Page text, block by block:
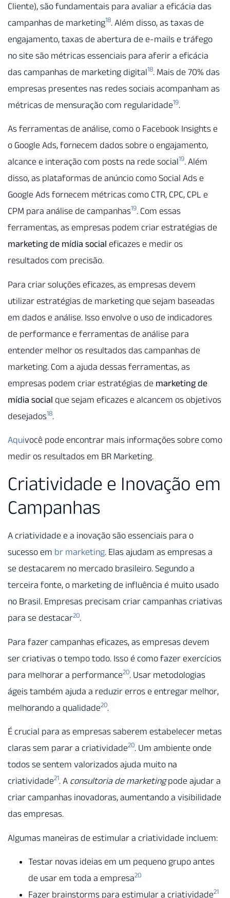
Cliente), são fundamentais para avaliar a eficácia das
campanhas de marketing18. Além disso, as taxas de
engajamento, taxas de abertura de e-mails e tráfego
no site são métricas essenciais para aferir a eficácia
das campanhas de marketing digital18. Mais de 70% das
empresas presentes nas redes sociais acompanham as
métricas de mensuração com regularidade19.
As ferramentas de análise, como o Facebook Insights e
o Google Ads, fornecem dados sobre o engajamento,
alcance e interação com posts na rede social19. Além
disso, as plataformas de anúncio como Social Ads e
Google Ads fornecem métricas como CTR, CPC, CPL e
CPM para análise de campanhas19. Com essas
ferramentas, as empresas podem criar estratégias de
marketing de mídia social eficazes e medir os
resultados com precisão.
Para criar soluções eficazes, as empresas devem
utilizar estratégias de marketing que sejam baseadas
em dados e análise. Isso envolve o uso de indicadores
de performance e ferramentas de análise para
entender melhor os resultados das campanhas de
marketing. Com a ajuda dessas ferramentas, as
empresas podem criar estratégias de marketing de
mídia social que sejam eficazes e alcancem os objetivos
desejados18.
Aquivocê pode encontrar mais informações sobre como
medir os resultados em BR Marketing.
Criatividade e Inovação em
Campanhas
A criatividade e a inovação são essenciais para o
sucesso em br marketing. Elas ajudam as empresas a
se destacarem no mercado brasileiro. Segundo a
terceira fonte, o marketing de influência é muito usado
no Brasil. Empresas precisam criar campanhas criativas
para se destacar20.
Para fazer campanhas eficazes, as empresas devem
ser criativas o tempo todo. Isso é como fazer exercícios
para melhorar a performance20. Usar metodologias
ágeis também ajuda a reduzir erros e entregar melhor,
melhorando a qualidade20.
É crucial para as empresas saberem estabelecer metas
claras sem parar a criatividade20. Um ambiente onde
todos se sentem valorizados ajuda muito na
criatividade21. A consultoria de marketingpode ajudar a
criar campanhas inovadoras, aumentando a visibilidade
das empresas.
Algumas maneiras de estimular a criatividade incluem:
Testar novas ideias em um pequeno grupo antes
de usar em toda a empresa20
Fazer brainstorms para estimular a criatividade21